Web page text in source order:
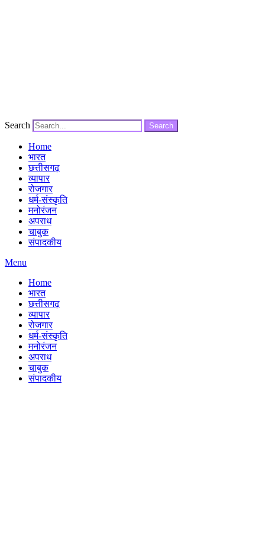
Search Search
Home
भारत
छत्तीसगढ़
व्यापार
रोजगार
धर्म-संस्कृति
मनोरंजन
अपराध
चाबुक
संपादकीय
Menu
Home
भारत
छत्तीसगढ़
व्यापार
रोजगार
धर्म-संस्कृति
मनोरंजन
अपराध
चाबुक
संपादकीय